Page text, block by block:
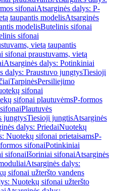
sifonaiAtsarginės dalys: P-
taupantis modelisAtsarginės
modelisButelinis sifonai
sifonai
vietą taupantis
sifonai praustuvams, vietą
Atsarginės dalys: Potinkiniai
dalys: Praustuvo jungtysTiesioji
TarpinėsPersiliejimo
sifonai
sifonai plautuvėmsP-formos
Plautuvės
jungtysTiesioji jungtisAtsarginės
dalys: PriedaiNuotekų
Nuotekų sifonai prietaisamsP-
sifonaiPotinkiniai
sifonaiIšoriniai sifonaiAtsarginės
Atsarginės dalys:
sifonai užteršto vandens
Nuotekų sifonai užteršto